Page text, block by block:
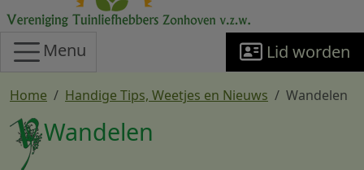
Menu Lid worden
Home Handige Tips, Weetjes en Nieuws Wandelen
Wandelen